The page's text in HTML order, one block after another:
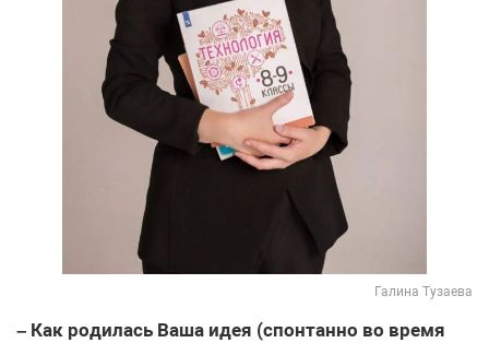
Галина Тузаева
– Как родилась Ваша идея (спонтанно во время